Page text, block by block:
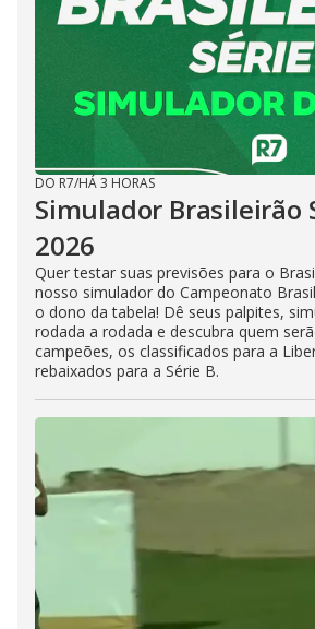
DO R7/HÁ 3 HORAS
Simulador Brasileirão
2026
Quer testar suas previsões para o
nosso simulador do Campeonato
o dono da tabela! Dê seus palpites,
rodada a rodada e descubra quem
campeões, os classificados para a
rebaixados para a Série B.